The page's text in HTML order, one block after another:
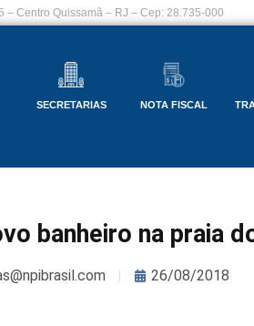
– Centro Quissamã – RJ – Cep: 28.735-000
SECRETARIAS NOTA FISCAL
banheiro na praia
26/08/2018